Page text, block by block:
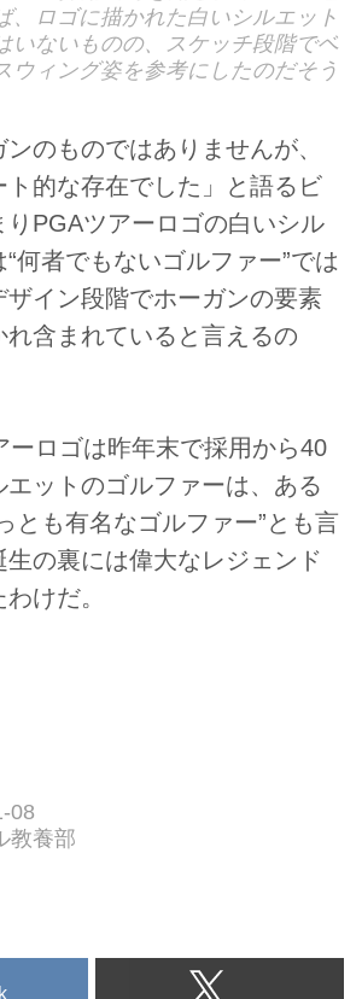
、ロゴに描かれた白いシルエット
いないものの、スケッチ段階でベ
ウィング姿を参考にしたのだそう
ンのものではありませんが、
ト的な存在でした」と語るビ
りPGAツアーロゴの白いシル
何者でもないゴルファー”では
ザイン段階でホーガンの要素
れ含まれていると言えるの
ーロゴは昨年末で採用から40
エットのゴルファーは、ある
とも有名なゴルファー”とも言
生の裏には偉大なレジェンド
けだ。
08
教養部